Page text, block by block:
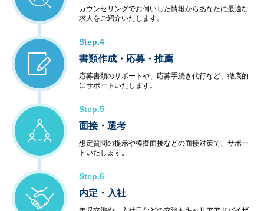
カウンセリングでお伺いした情報からあなたに最適な
求人をご紹介いたします。
Step.4
書類作成・応募・推薦
応募書類のサポートや、応募手続き代行など、徹底的
にサポートいたします。
Step.5
面接・選考
想定質問の提示や模擬面接などの面接対策で、サポー
トいたします。
Step.6
内定・入社